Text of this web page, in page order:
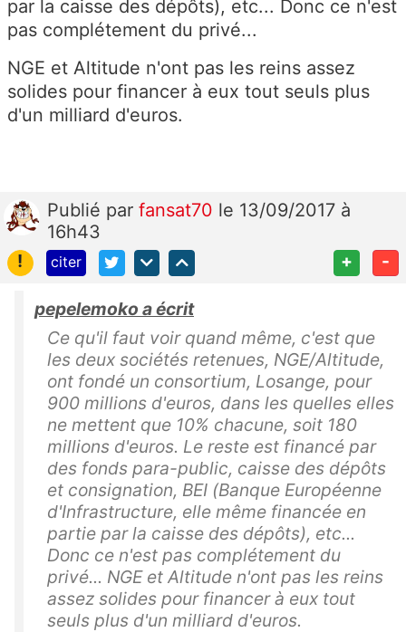
par la caisse des dépôts), etc... Donc ce n'est
pas complétement du privé...
NGE et Altitude n'ont pas les reins assez
solides pour financer à eux tout seuls plus
d'un milliard d'euros.
Publié par fansat70 le 13/09/2017 à
16h43
!
citer + -
pepelemoko a écrit
Ce qu'il faut voir quand même, c'est que
les deux sociétés retenues, NGE/Altitude,
ont fondé un consortium, Losange, pour
900 millions d'euros, dans les quelles elles
ne mettent que 10% chacune, soit 180
millions d'euros. Le reste est financé par
des fonds para-public, caisse des dépôts
et consignation, BEI (Banque Européenne
d'Infrastructure, elle même financée en
partie par la caisse des dépôts), etc...
Donc ce n'est pas complétement du
privé... NGE et Altitude n'ont pas les reins
assez solides pour financer à eux tout
seuls plus d'un milliard d'euros.